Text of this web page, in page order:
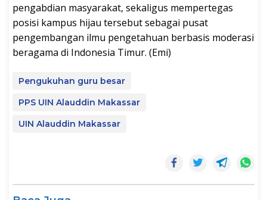
pengabdian masyarakat, sekaligus mempertegas
posisi kampus hijau tersebut sebagai pusat
pengembangan ilmu pengetahuan berbasis moderasi
beragama di Indonesia Timur. (Emi)
Pengukuhan guru besar
PPS UIN Alauddin Makassar
UIN Alauddin Makassar